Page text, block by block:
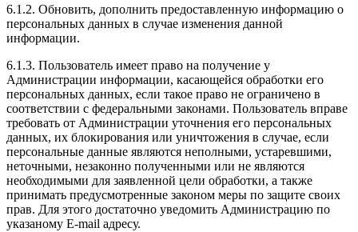
6.1.2. Обновить, дополнить предоставленную информацию о
персональных данных в случае изменения данной
информации.
6.1.3. Пользователь имеет право на получение у
Администрации информации, касающейся обработки его
персональных данных, если такое право не ограничено в
соответствии с федеральными законами. Пользователь вправе
требовать от Администрации уточнения его персональных
данных, их блокирования или уничтожения в случае, если
персональные данные являются неполными, устаревшими,
неточными, незаконно полученными или не являются
необходимыми для заявленной цели обработки, а также
принимать предусмотренные законом меры по защите своих
прав. Для этого достаточно уведомить Администрацию по
указаному E-mail адресу.